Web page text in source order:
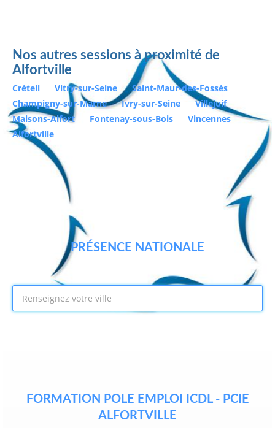
Nos autres sessions à proximité de
Alfortville
Créteil Vitry-sur-Seine
Saint-Maur-des-Fossés
Champigny-sur-Marne
Ivry-sur-Seine
Villejuif
Maisons-Alfort
Fontenay-sous-Bois
Vincennes
Alfortville
PRÉSENCE NATIONALE
FORMATION POLE EMPLOI ICDL - PCIE
ALFORTVILLE